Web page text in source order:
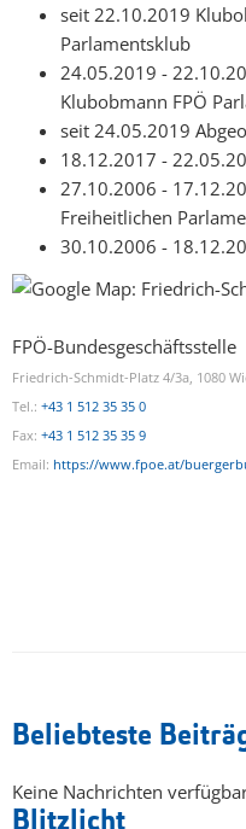
seit 22.10.2019
Parlamentsklub
24.05.2019 -
Klubobmann FPÖ
seit 24.05.2019
18.12.2017 -
27.10.2006 -
Freiheitlichen
30.10.2006 -
FPÖ-Bundesgeschäftsstelle
Friedrich-Schmidt-Platz 4/3a, 1080
Tel.: +43 1 512 35 35 0
Fax: +43 1 512 35 35 9
Email: https://www.fpoe.at/
Beliebteste
Keine Nachrichten
Blitzlicht